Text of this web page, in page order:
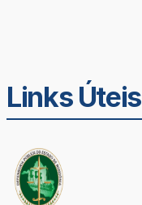
Links Úteis